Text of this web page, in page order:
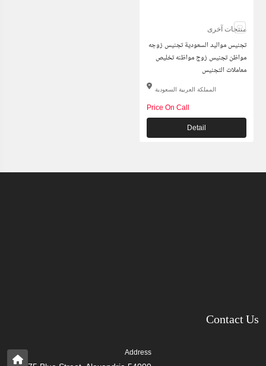
منتجات آخرى
تجنيس مواليد السعودية تجنيس زوجه
مواظن تجنيس زوج مواظنه تخليص
معاملات التجنيس
المملكة العربية السعودية
Price On Call
Detail
Contact Us
Address